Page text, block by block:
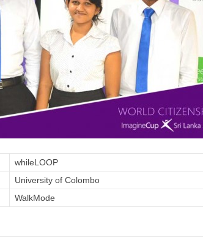
whileLOOP
University of Colombo
WalkMode